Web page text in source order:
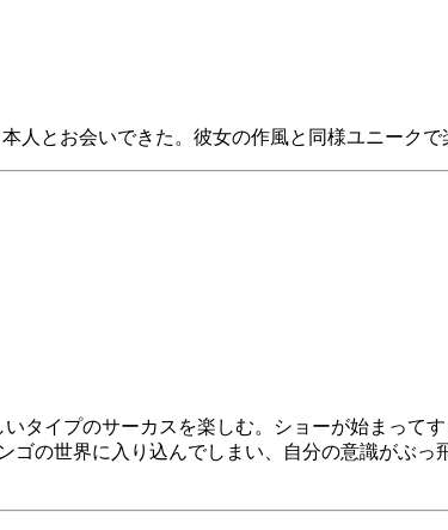
人とお会いできた。彼女の作風と同様ユニークで
タイプのサーカスを楽しむ。ショーが始まって
の世界に入り込んでしまい、自分の意識がぶっ